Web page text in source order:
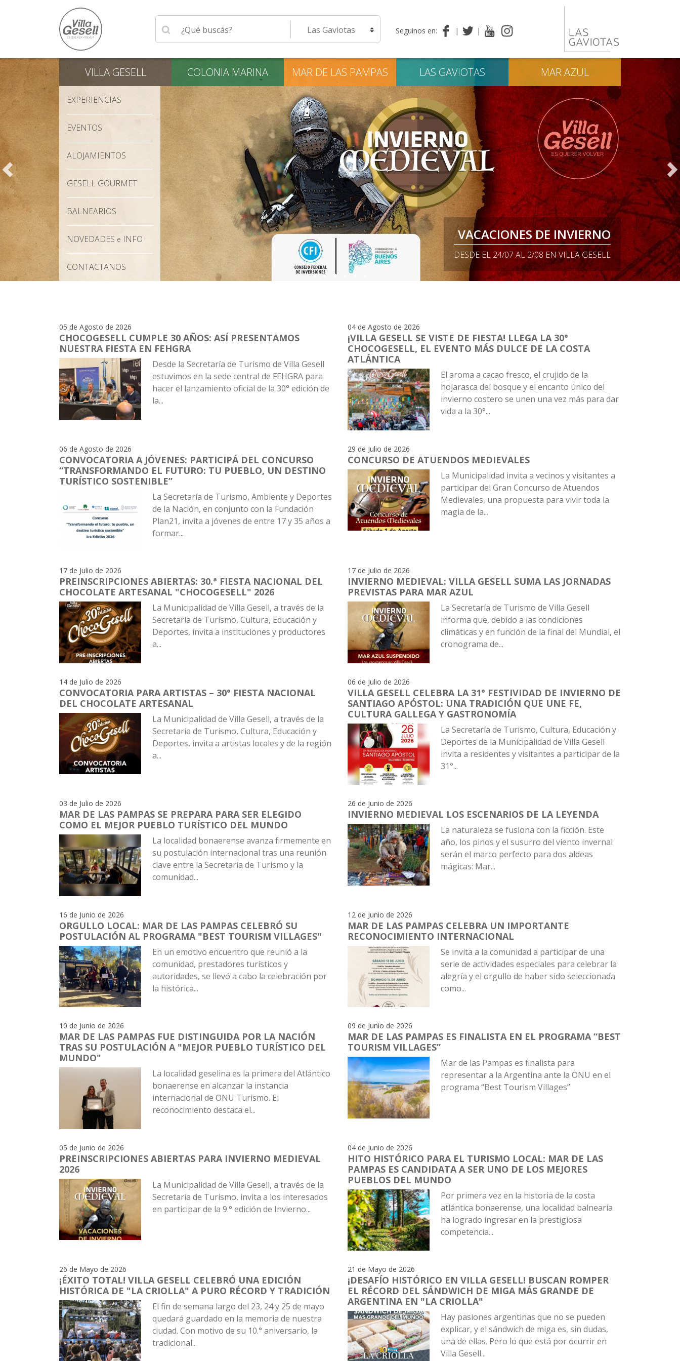
Seleccione una localidad
Seguinos en:
MAR DE LAS PAMPAS
VIVIR SIN PRISA
¡VUELVEN LOS VUELOS A VILLA GESELL!
ENCONTRÁ TU VUELO ACÁ...
VACACIONES DE INVIERNO
DESDE EL 24/07 AL 2/08 EN VILLA GESELL
30° CHOCOGESELL
LA FIESTA MÁS DELICIOSA
PLANO DE VILLA GESELL
DESCARGALO AQUÍ
PINAR DEL NORTE
BOSQUE FUNDACIONAL
VILLAGESELL COLONIA MARINA MAR DE LAS PAMPAS LAS GAVIOTAS MARAZUL
EXPERIENCIAS
EVENTOS
ALOJAMIENTOS
GESELL GOURMET
BALNEARIOS
NOVEDADES e INFO
CONTACTANOS
05 de Agosto de 2026
CHOCOGESELL CUMPLE 30 AÑOS: ASÍ PRESENTAMOS
NUESTRA FIESTA EN FEHGRA
Desde la Secretaría de Turismo de Villa Gesell
estuvimos en la sede central de FEHGRA para
hacer el lanzamiento oficial de la 30° edición de
la...
04 de Agosto de 2026
¡VILLA GESELL SE VISTE DE FIESTA! LLEGA LA 30°
CHOCOGESELL, EL EVENTO MÁS DULCE DE LA COSTA
ATLÁNTICA
El aroma a cacao fresco, el crujido de la
hojarasca del bosque y el encanto único del
invierno costero se unen una vez más para dar
vida a la 30°...
06 de Agosto de 2026
CONVOCATORIA A JÓVENES: PARTICIPÁ DEL CONCURSO
“TRANSFORMANDO EL FUTURO: TU PUEBLO, UN DESTINO
TURÍSTICO SOSTENIBLE”
La Secretaría de Turismo, Ambiente y Deportes
de la Nación, en conjunto con la Fundación
Plan21, invita a jóvenes de entre 17 y 35 años a
formar...
29 de Julio de 2026
CONCURSO DE ATUENDOS MEDIEVALES
La Municipalidad invita a vecinos y visitantes a
participar del Gran Concurso de Atuendos
Medievales, una propuesta para vivir toda la
magia de la...
17 de Julio de 2026
PREINSCRIPCIONES ABIERTAS: 30.ª FIESTA NACIONAL DEL
CHOCOLATE ARTESANAL "CHOCOGESELL" 2026
La Municipalidad de Villa Gesell, a través de la
Secretaría de Turismo, Cultura, Educación y
Deportes, invita a instituciones y productores
a...
17 de Julio de 2026
INVIERNO MEDIEVAL: VILLA GESELL SUMA LAS JORNADAS
PREVISTAS PARA MAR AZUL
La Secretaría de Turismo de Villa Gesell
informa que, debido a las condiciones
climáticas y en función de la final del Mundial, el
cronograma de...
14 de Julio de 2026
CONVOCATORIA PARA ARTISTAS – 30° FIESTA NACIONAL
DEL CHOCOLATE ARTESANAL
La Municipalidad de Villa Gesell, a través de la
Secretaría de Turismo, Cultura, Educación y
Deportes, invita a artistas locales y de la región
a...
06 de Julio de 2026
VILLA GESELL CELEBRA LA 31° FESTIVIDAD DE INVIERNO DE
SANTIAGO APÓSTOL: UNA TRADICIÓN QUE UNE FE,
CULTURA GALLEGA Y GASTRONOMÍA
La Secretaría de Turismo, Cultura, Educación y
Deportes de la Municipalidad de Villa Gesell
invita a residentes y visitantes a participar de la
31°...
03 de Julio de 2026
MAR DE LAS PAMPAS SE PREPARA PARA SER ELEGIDO
COMO EL MEJOR PUEBLO TURÍSTICO DEL MUNDO
La localidad bonaerense avanza firmemente en
su postulación internacional tras una reunión
clave entre la Secretaría de Turismo y la
comunidad...
26 de Junio de 2026
INVIERNO MEDIEVAL LOS ESCENARIOS DE LA LEYENDA
La naturaleza se fusiona con la ficción. Este
año, los pinos y el susurro del viento invernal
serán el marco perfecto para dos aldeas
mágicas: Mar...
16 de Junio de 2026
ORGULLO LOCAL: MAR DE LAS PAMPAS CELEBRÓ SU
POSTULACIÓN AL PROGRAMA "BEST TOURISM VILLAGES"
En un emotivo encuentro que reunió a la
comunidad, prestadores turísticos y
autoridades, se llevó a cabo la celebración por
la histórica...
12 de Junio de 2026
MAR DE LAS PAMPAS CELEBRA UN IMPORTANTE
RECONOCIMIENTO INTERNACIONAL
Se invita a la comunidad a participar de una
serie de actividades especiales para celebrar la
alegría y el orgullo de haber sido seleccionada
como...
10 de Junio de 2026
MAR DE LAS PAMPAS FUE DISTINGUIDA POR LA NACIÓN
TRAS SU POSTULACIÓN A "MEJOR PUEBLO TURÍSTICO DEL
MUNDO"
La localidad geselina es la primera del Atlántico
bonaerense en alcanzar la instancia
internacional de ONU Turismo. El
reconocimiento destaca el...
09 de Junio de 2026
MAR DE LAS PAMPAS ES FINALISTA EN EL PROGRAMA “BEST
TOURISM VILLAGES”
Mar de las Pampas es finalista para
representar a la Argentina ante la ONU en el
programa “Best Tourism Villages”
05 de Junio de 2026
PREINSCRIPCIONES ABIERTAS PARA INVIERNO MEDIEVAL
2026
La Municipalidad de Villa Gesell, a través de la
Secretaría de Turismo, invita a los interesados
en participar de la 9.° edición de Invierno...
04 de Junio de 2026
HITO HISTÓRICO PARA EL TURISMO LOCAL: MAR DE LAS
PAMPAS ES CANDIDATA A SER UNO DE LOS MEJORES
PUEBLOS DEL MUNDO
Por primera vez en la historia de la costa
atlántica bonaerense, una localidad balnearia
ha logrado ingresar en la prestigiosa
competencia...
26 de Mayo de 2026
¡ÉXITO TOTAL! VILLA GESELL CELEBRÓ UNA EDICIÓN
HISTÓRICA DE "LA CRIOLLA" A PURO RÉCORD Y TRADICIÓN
El fin de semana largo del 23, 24 y 25 de mayo
quedará guardado en la memoria de nuestra
ciudad. Con motivo de su 10.° aniversario, la
tradicional...
21 de Mayo de 2026
¡DESAFÍO HISTÓRICO EN VILLA GESELL! BUSCAN ROMPER
EL RÉCORD DEL SÁNDWICH DE MIGA MÁS GRANDE DE
ARGENTINA EN "LA CRIOLLA"
Hay pasiones argentinas que no se pueden
explicar, y el sándwich de miga es, sin dudas,
una de ellas. Pero lo que está por ocurrir en
Villa Gesell...